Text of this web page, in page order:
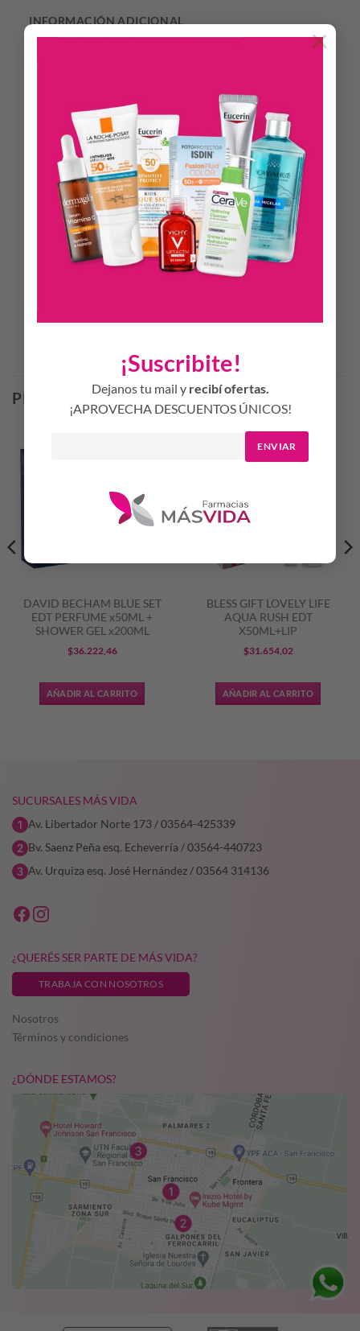
¡Suscribite!
Dejanos tu mail y recibí ofertas.
¡APROVECHA DESCUENTOS ÚNICOS!
ENVIAR
×
INFORMACIÓN ADICIONAL
Notas de salida: dátiles, nuez moscada, bergamota.
Notas de corazón: Conag, canela, flores balncas.
Notas de fondo: incienso, haba tonka, praliné.
Modo de Uso.
Cuando apliques la fragancia, hazlo manteniendo el frasco a
una distancia aproximada de 10 cm respecto a la piel. De esta
forma, el aroma se distribuirá mejor en la piel. Usa el perfume
y deja que este penetre en la piel y se seque por sí solo, de
esta forma el olor perdurará más tiempo.
Productos Relacionados
PRODUCTOS RELACIONADOS
DAVID BECHAM BLUE SET
EDT PERFUME x50ML +
SHOWER GEL x200ML
$36.222,46
AÑADIR AL CARRITO
BLESS GIFT LOVELY LIFE
AQUA RUSH EDT
X50ML+LIP
$31.654,02
AÑADIR AL CARRITO
SUCURSALES MÁS VIDA
Av. Libertador Norte 173 / 03564-425339
Bv. Saenz Peña esq. Echeverría / 03564-440723
Av. Urquiza esq. José Hernández / 03564 314136
¿QUERÉS SER PARTE DE MÁS VIDA?
TRABAJA CON NOSOTROS
Nosotros
Términos y condiciones
¿DÓNDE ESTAMOS?